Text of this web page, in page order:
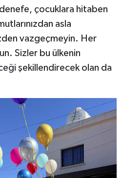
çocuklara hitaben
asla
vazgeçmeyin. Her
Sizler bu ülkenin
şekillendirecek olan da